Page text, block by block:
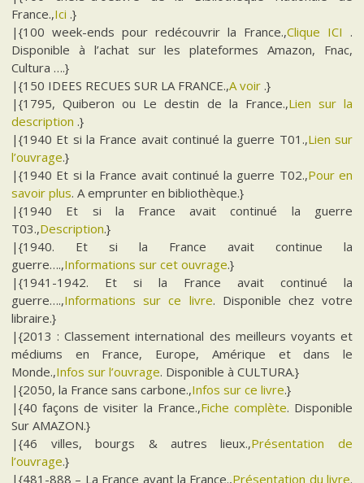
France.,Ici .}
|{100 week-ends pour redécouvrir la France.,Clique ICI .
Disponible à l’achat sur les plateformes Amazon, Fnac,
Cultura ….}
|{150 IDEES RECUES SUR LA FRANCE.,A voir .}
|{1795, Quiberon ou Le destin de la France.,Lien sur la
description .}
|{1940 Et si la France avait continué la guerre T01.,Lien sur
l’ouvrage.}
|{1940 Et si la France avait continué la guerre T02.,Pour en
savoir plus. A emprunter en bibliothèque.}
|{1940 Et si la France avait continué la guerre
T03.,Description.}
|{1940. Et si la France avait continue la
guerre….,Informations sur cet ouvrage.}
|{1941-1942. Et si la France avait continué la
guerre….,Informations sur ce livre. Disponible chez votre
libraire.}
|{2013 : Classement international des meilleurs voyants et
médiums en France, Europe, Amérique et dans le
Monde.,Infos sur l’ouvrage. Disponible à CULTURA.}
|{2050, la France sans carbone.,Infos sur ce livre.}
|{40 façons de visiter la France.,Fiche complète. Disponible
Sur AMAZON.}
|{46 villes, bourgs & autres lieux.,Présentation de
l’ouvrage.}
|{481-888 – La France avant la France.,Présentation du livre.